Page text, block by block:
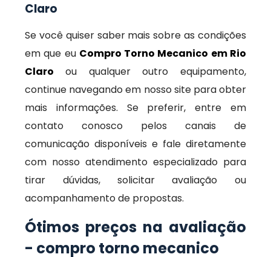
Claro
Se você quiser saber mais sobre as condições
em que eu Compro Torno Mecanico em Rio
Claro ou qualquer outro equipamento,
continue navegando em nosso site para obter
mais informações. Se preferir, entre em
contato conosco pelos canais de
comunicação disponíveis e fale diretamente
com nosso atendimento especializado para
tirar dúvidas, solicitar avaliação ou
acompanhamento de propostas.
Ótimos preços na avaliação
- compro torno mecanico